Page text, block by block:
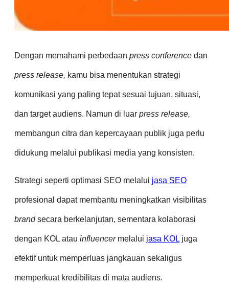
Dengan memahami perbedaan press conference dan
press release, kamu bisa menentukan strategi
komunikasi yang paling tepat sesuai tujuan, situasi,
dan target audiens. Namun di luar press release,
membangun citra dan kepercayaan publik juga perlu
didukung melalui publikasi media yang konsisten.
Strategi seperti optimasi SEO melalui jasa SEO
profesional dapat membantu meningkatkan visibilitas
brandsecara berkelanjutan, sementara kolaborasi
dengan KOL atau influencermelalui jasa KOL juga
efektif untuk memperluas jangkauan sekaligus
memperkuat kredibilitas di mata audiens.